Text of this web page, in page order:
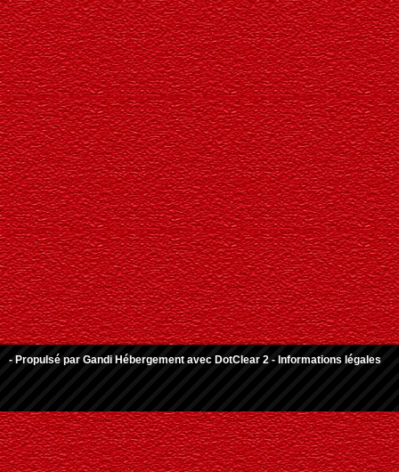
- Propulsé par Gandi Hébergement avec DotClear 2 - Informations légales